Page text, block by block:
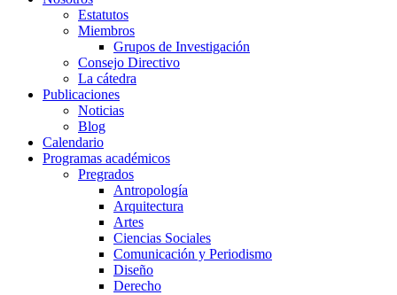
Estatutos
Miembros
Grupos de Investigación
Consejo Directivo
La cátedra
Publicaciones
Noticias
Blog
Calendario
Programas académicos
Pregrados
Antropología
Arquitectura
Artes
Ciencias Sociales
Comunicación y Periodismo
Diseño
Derecho